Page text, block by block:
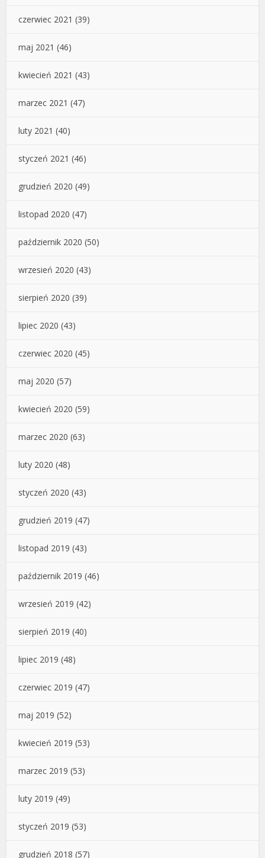
czerwiec 2021 (39)
maj 2021 (46)
kwiecień 2021 (43)
marzec 2021 (47)
luty 2021 (40)
styczeń 2021 (46)
grudzień 2020 (49)
listopad 2020 (47)
październik 2020 (50)
wrzesień 2020 (43)
sierpień 2020 (39)
lipiec 2020 (43)
czerwiec 2020 (45)
maj 2020 (57)
kwiecień 2020 (59)
marzec 2020 (63)
luty 2020 (48)
styczeń 2020 (43)
grudzień 2019 (47)
listopad 2019 (43)
październik 2019 (46)
wrzesień 2019 (42)
sierpień 2019 (40)
lipiec 2019 (48)
czerwiec 2019 (47)
maj 2019 (52)
kwiecień 2019 (53)
marzec 2019 (53)
luty 2019 (49)
styczeń 2019 (53)
grudzień 2018 (57)